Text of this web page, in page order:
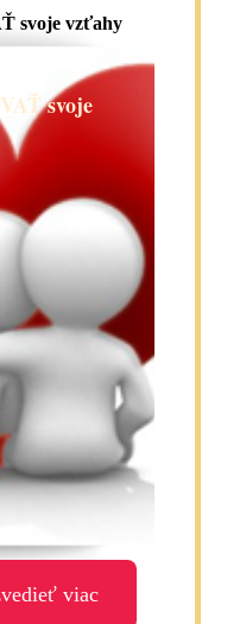
svoje vzťahy
svoje
viac